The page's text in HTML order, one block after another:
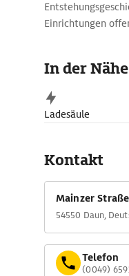
Einrichtungen
In der Nähe
Ladesäule
Kontakt
Mainzer
54550 Daun,
Telefon
(0049)